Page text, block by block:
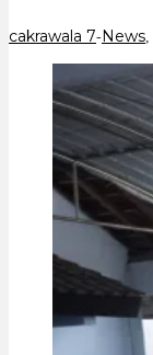
cakrawala 7-News